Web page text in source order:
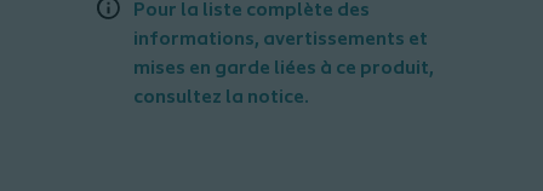
Pour la liste complète des
informations, avertissements et
mises en garde liées à ce produit,
consultez la notice.